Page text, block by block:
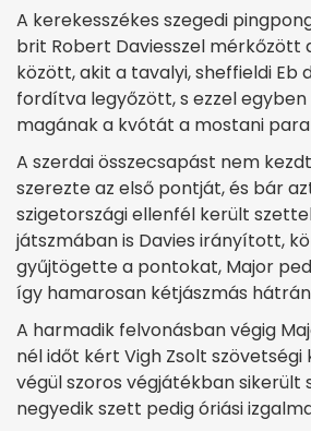
A kerekesszékes szegedi
brit Robert Daviesszel mérkőzött
között, akit a tavalyi, sheffieldi Eb
fordítva legyőzött, s ezzel
magának a kvótát a mostani
A szerdai összecsapást nem
szerezte az első pontját, és bár
szigetországi ellenfél került
játszmában is Davies irányított,
gyűjtögette a pontokat, Major
így hamarosan kétjászmás
A harmadik felvonásban végig
nél időt kért Vigh Zsolt szövetségi
végül szoros végjátékban sikerült
negyedik szett pedig óriási